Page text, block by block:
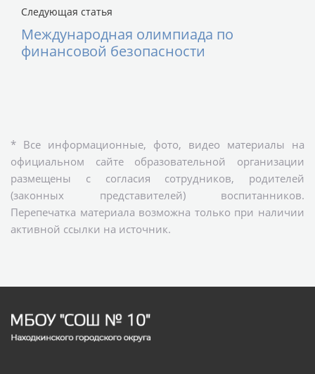
Следующая статья
Международная олимпиада по
финансовой безопасности
* Все информационные, фото, видео материалы на
официальном сайте образовательной организации
размещены с согласия сотрудников, родителей
(законных представителей) воспитанников.
Перепечатка материала возможна только при наличии
активной ссылки на источник.